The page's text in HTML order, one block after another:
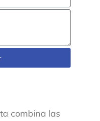
combina las